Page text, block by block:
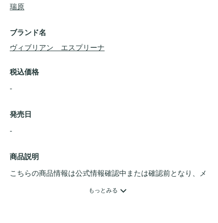
瑞原
ブランド名
ヴィブリアン　エスプリーナ
税込価格
-
発売日
-
商品説明
こちらの商品情報は公式情報確認中または確認前となり、メ
もっとみる